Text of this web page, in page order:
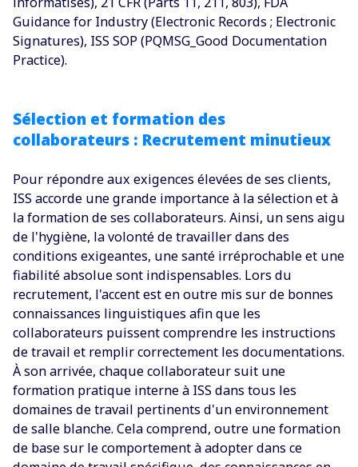
Guidance for Industry (Electronic Records ; Electronic
Signatures), ISS SOP (PQMSG_Good Documentation
Practice).
Sélection et formation des
collaborateurs : Recrutement minutieux
Pour répondre aux exigences élevées de ses clients,
ISS accorde une grande importance à la sélection et à
la formation de ses collaborateurs. Ainsi, un sens aigu
de l'hygiène, la volonté de travailler dans des
conditions exigeantes, une santé irréprochable et une
fiabilité absolue sont indispensables. Lors du
recrutement, l'accent est en outre mis sur de bonnes
connaissances linguistiques afin que les
collaborateurs puissent comprendre les instructions
de travail et remplir correctement les documentations.
À son arrivée, chaque collaborateur suit une
formation pratique interne à ISS dans tous les
domaines de travail pertinents d'un environnement
de salle blanche. Cela comprend, outre une formation
de base sur le comportement à adopter dans ce